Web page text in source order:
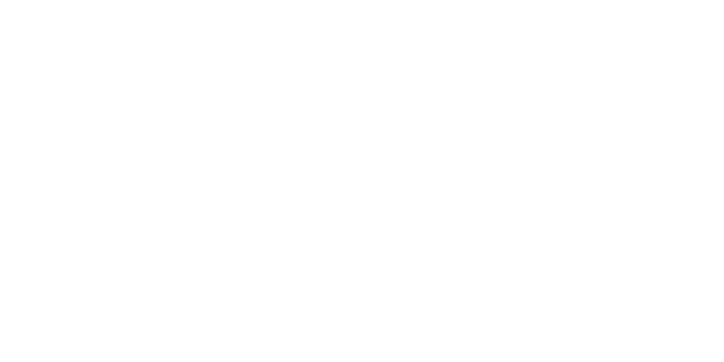
you navigate through the website. Out of these, the cookies that are categorized as necessary are stored on your
of the website. We also use third-party cookies that help us analyze and understand how you use this
your consent. You also have the option to opt-out of these cookies. But opting out of some of these cookies may
function properly. This category only includes cookies that ensures basic functionalities and security features of